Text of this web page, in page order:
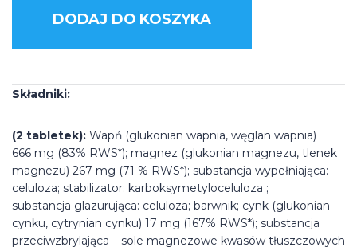
DODAJ DO KOSZYKA
Składniki:
(2 tabletek): Wapń (glukonian wapnia, węglan wapnia)
666 mg (83% RWS*); magnez (glukonian magnezu, tlenek
magnezu) 267 mg (71 % RWS*); substancja wypełniająca:
celuloza; stabilizator: karboksymetyloceluloza ;
substancja glazurująca: celuloza; barwnik; cynk (glukonian
cynku, cytrynian cynku) 17 mg (167% RWS*); substancja
przeciwzbrylająca – sole magnezowe kwasów tłuszczowych